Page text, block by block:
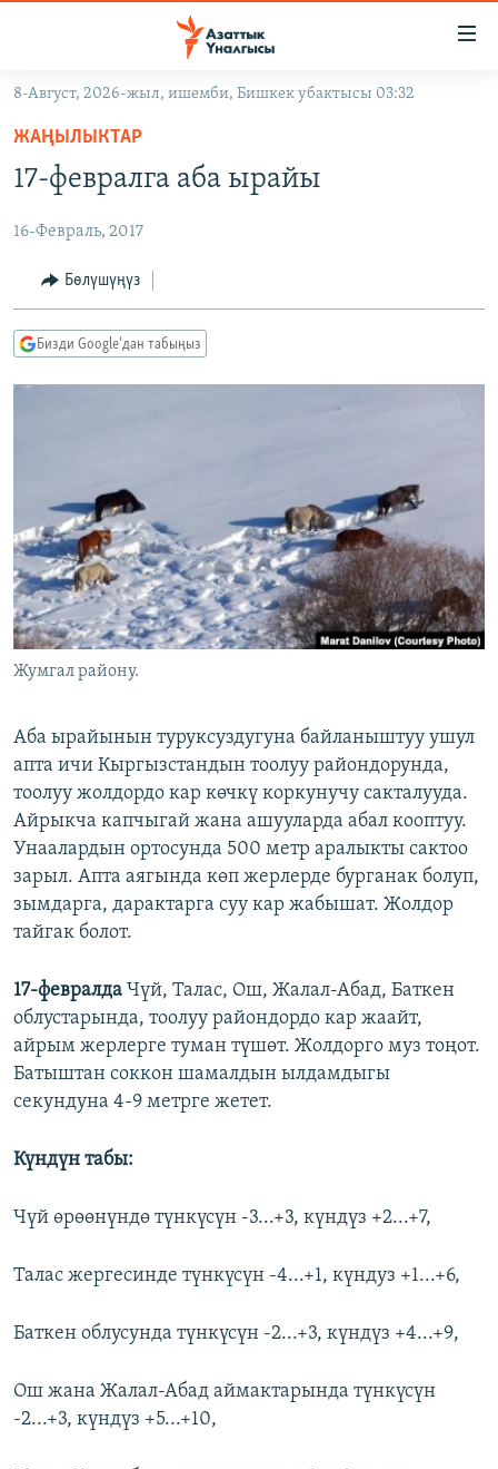
Навигацияга
өтүңүз
Издөөгө
салыңыз
КЫРГЫЗСТАН
КЫРГЫЗСТАН
САЯСАТ
ЭКОНОМИКА
ДҮЙНӨ
ДҮЙНӨ
БОРБОР АЗИЯ
УКРАИНА
АТАЙЫН ИЛИКТӨӨ
БҮГҮН АЗАТТЫКТА
ЭЖЕ-СИҢДИЛЕР
АЗАТТЫК+
ЫҢГАЙСЫЗ СУРООЛОР
ПОДКАСТ
ОНЛАЙН ШЕРИНЕ
ЭЕ/АРнун бардык сайттары
8-Август, 2026-жыл, ишемби, Бишкек убактысы 03:32
ЖАҢЫЛЫКТАР
17-февралга аба ырайы
16-Февраль, 2017
Бөлүшүңүз
Бизди Google'дан табыңыз
Жумгал району.
Аба ырайынын туруксуздугуна байланыштуу ушул
апта ичи Кыргызстандын тоолуу райондорунда,
тоолуу жолдордо кар көчкү коркунучу сакталууда.
Айрыкча капчыгай жана ашууларда абал кооптуу.
Унаалардын ортосунда 500 метр аралыкты сактоо
зарыл. Апта аягында көп жерлерде бурганак болуп,
зымдарга, дарактарга суу кар жабышат. Жолдор
тайгак болот.
17-февралда Чүй, Талас, Ош, Жалал-Абад, Баткен
облустарында, тоолуу райондордо кар жаайт,
айрым жерлерге туман түшөт. Жолдорго муз тоңот.
Батыштан соккон шамалдын ылдамдыгы
секундуна 4-9 метрге жетет.
Күндүн табы:
Чүй өрөөнүндө түнкүсүн -3...+3, күндүз +2...+7,
Талас жергесинде түнкүсүн -4...+1, күндуз +1...+6,
Баткен облусунда түнкүсүн -2...+3, күндүз +4...+9,
Ош жана Жалал-Абад аймактарында түнкүсүн
-2...+3, күндүз +5...+10,